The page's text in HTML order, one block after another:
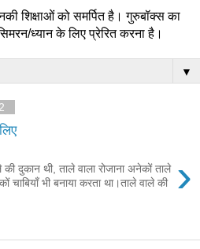
शिक्षाओं को समर्पित है। गुरुबॉक्स का
ध्यान के लिए प्रेरित करना है।
▼
›
दुकान थी, ताले वाला रोजाना अनेकों ताले
चाबियाँ भी बनाया करता था।ताले वाले की